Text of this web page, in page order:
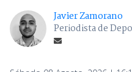
Javier Zamorano
Periodista de